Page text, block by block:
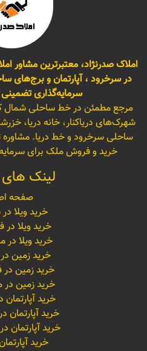
املاک صدرنژاد، معتبرترین مشاور
در سرخرود ، آپارتمان و برج‌های
سرمایه‌گذاری
مرجع مطمئن در خط ساحلی شمال
شهرک‌های دریاکنار، خانه دریا،
ساحلی سرخرود و خط دریا.
خرید و فروش ملک برای
لینک
صفحه
خرید ویلا
خرید ویلا در
خرید ویلا در
خرید زمین
خرید زمین در
خرید زمین در
خرید
خرید آپارتمان
خرید آپارتمان
خرید